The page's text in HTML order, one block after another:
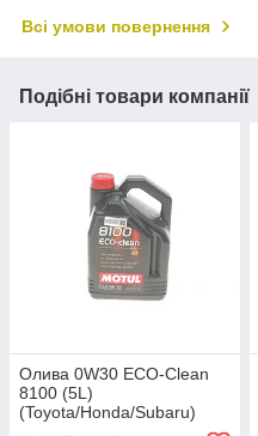
Всі умови повернення
Подібні товари компанії
Олива 0W30 ECO-Clean
8100 (5L)
(Toyota/Honda/Subaru)